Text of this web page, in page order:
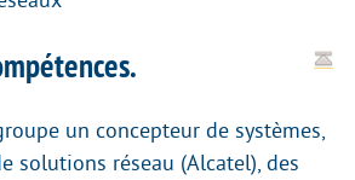
un concepteur de systèmes,
solutions réseau (Alcatel), des